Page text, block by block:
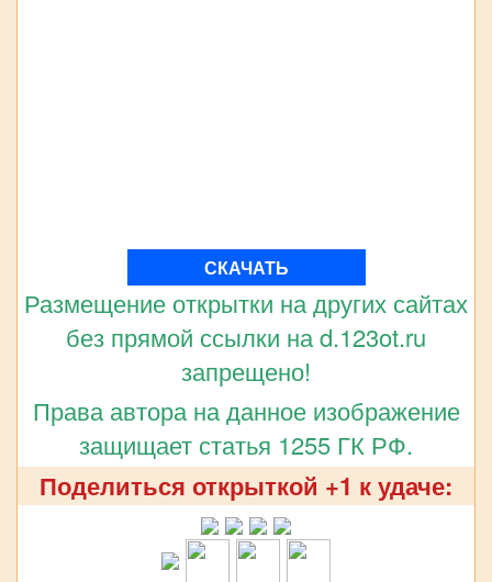
СКАЧАТЬ
Размещение открытки на других сайтах
без прямой ссылки на d.123ot.ru
запрещено!
Права автора на данное изображение
защищает статья 1255 ГК РФ.
Поделиться открыткой +1 к удаче: